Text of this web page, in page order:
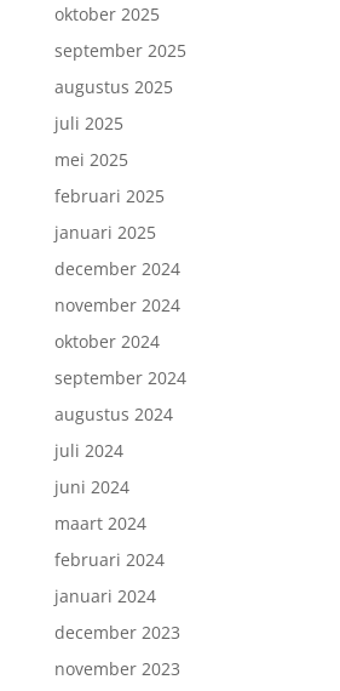
oktober 2025
september 2025
augustus 2025
juli 2025
mei 2025
februari 2025
januari 2025
december 2024
november 2024
oktober 2024
september 2024
augustus 2024
juli 2024
juni 2024
maart 2024
februari 2024
januari 2024
december 2023
november 2023